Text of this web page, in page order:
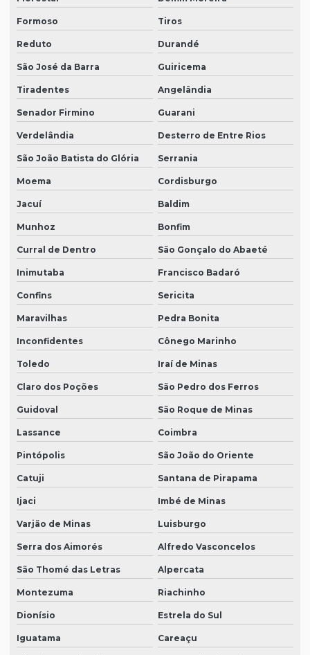
Formoso Tiros
Reduto Durandé
São José da Barra Guiricema
Tiradentes Angelândia
Senador Firmino Guarani
Verdelândia Desterro de Entre Rios
São João Batista do Glória Serrania
Moema Cordisburgo
Jacuí Baldim
Munhoz Bonfim
Curral de Dentro São Gonçalo do Abaeté
Inimutaba Francisco Badaró
Confins Sericita
Maravilhas Pedra Bonita
Inconfidentes Cônego Marinho
Toledo Iraí de Minas
Claro dos Poções São Pedro dos Ferros
Guidoval São Roque de Minas
Lassance Coimbra
Pintópolis São João do Oriente
Catuji Santana de Pirapama
Ijaci Imbé de Minas
Varjão de Minas Luisburgo
Serra dos Aimorés Alfredo Vasconcelos
São Thomé das Letras Alpercata
Montezuma Riachinho
Dionísio Estrela do Sul
Iguatama Careaçu